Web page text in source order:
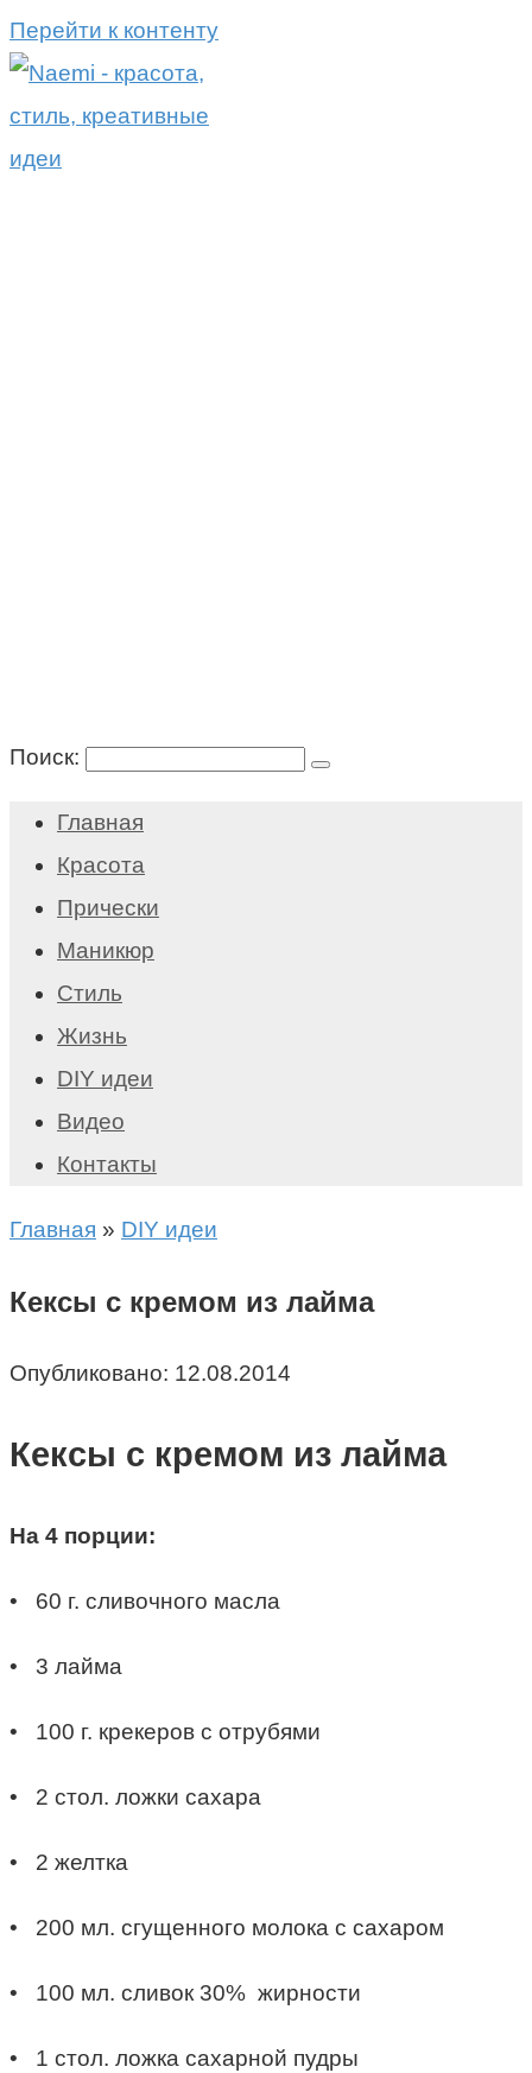
Перейти к контенту
Поиск:
Главная
Красота
Прически
Маникюр
Стиль
Жизнь
DIY идеи
Видео
Контакты
Главная » DIY идеи
Кексы с кремом из лайма
Опубликовано: 12.08.2014
Кексы с кремом из лайма
На 4 порции:
• 60 г. сливочного масла
• 3 лайма
• 100 г. крекеров с отрубями
• 2 стол. ложки сахара
• 2 желтка
• 200 мл. сгущенного молока с сахаром
• 100 мл. сливок 30% жирности
• 1 стол. ложка сахарной пудры